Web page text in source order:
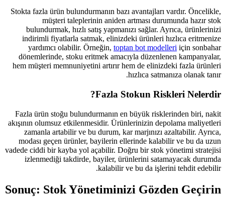
Stokta fazla ürün bulundurmanın
müşteri taleplerinin
bulundurmak, hızlı satış
indirimli fiyatlarla satmak,
yardımcı olabilir. Örneğin,
dönemlerinde, stoku eritmek
hem müşteri memnuniyetini artırır
Fazla
Fazla ürün stoğu bulundurmanın
akışının olumsuz etkilenmesidir.
zamanla artabilir ve bu durum,
modası geçen ürünler, bayilerin
vadede ciddi bir kayba yol açabilir.
izlenmediği takdirde, bayiler,
kalabilir
Sonuç: Stok